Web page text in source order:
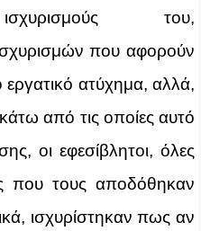
του,
που αφορούν
ατύχημα, αλλά,
από τις οποίες αυτό
οι εφεσίβλητοι, όλες
που τους αποδόθηκαν
ισχυρίστηκαν πως αν